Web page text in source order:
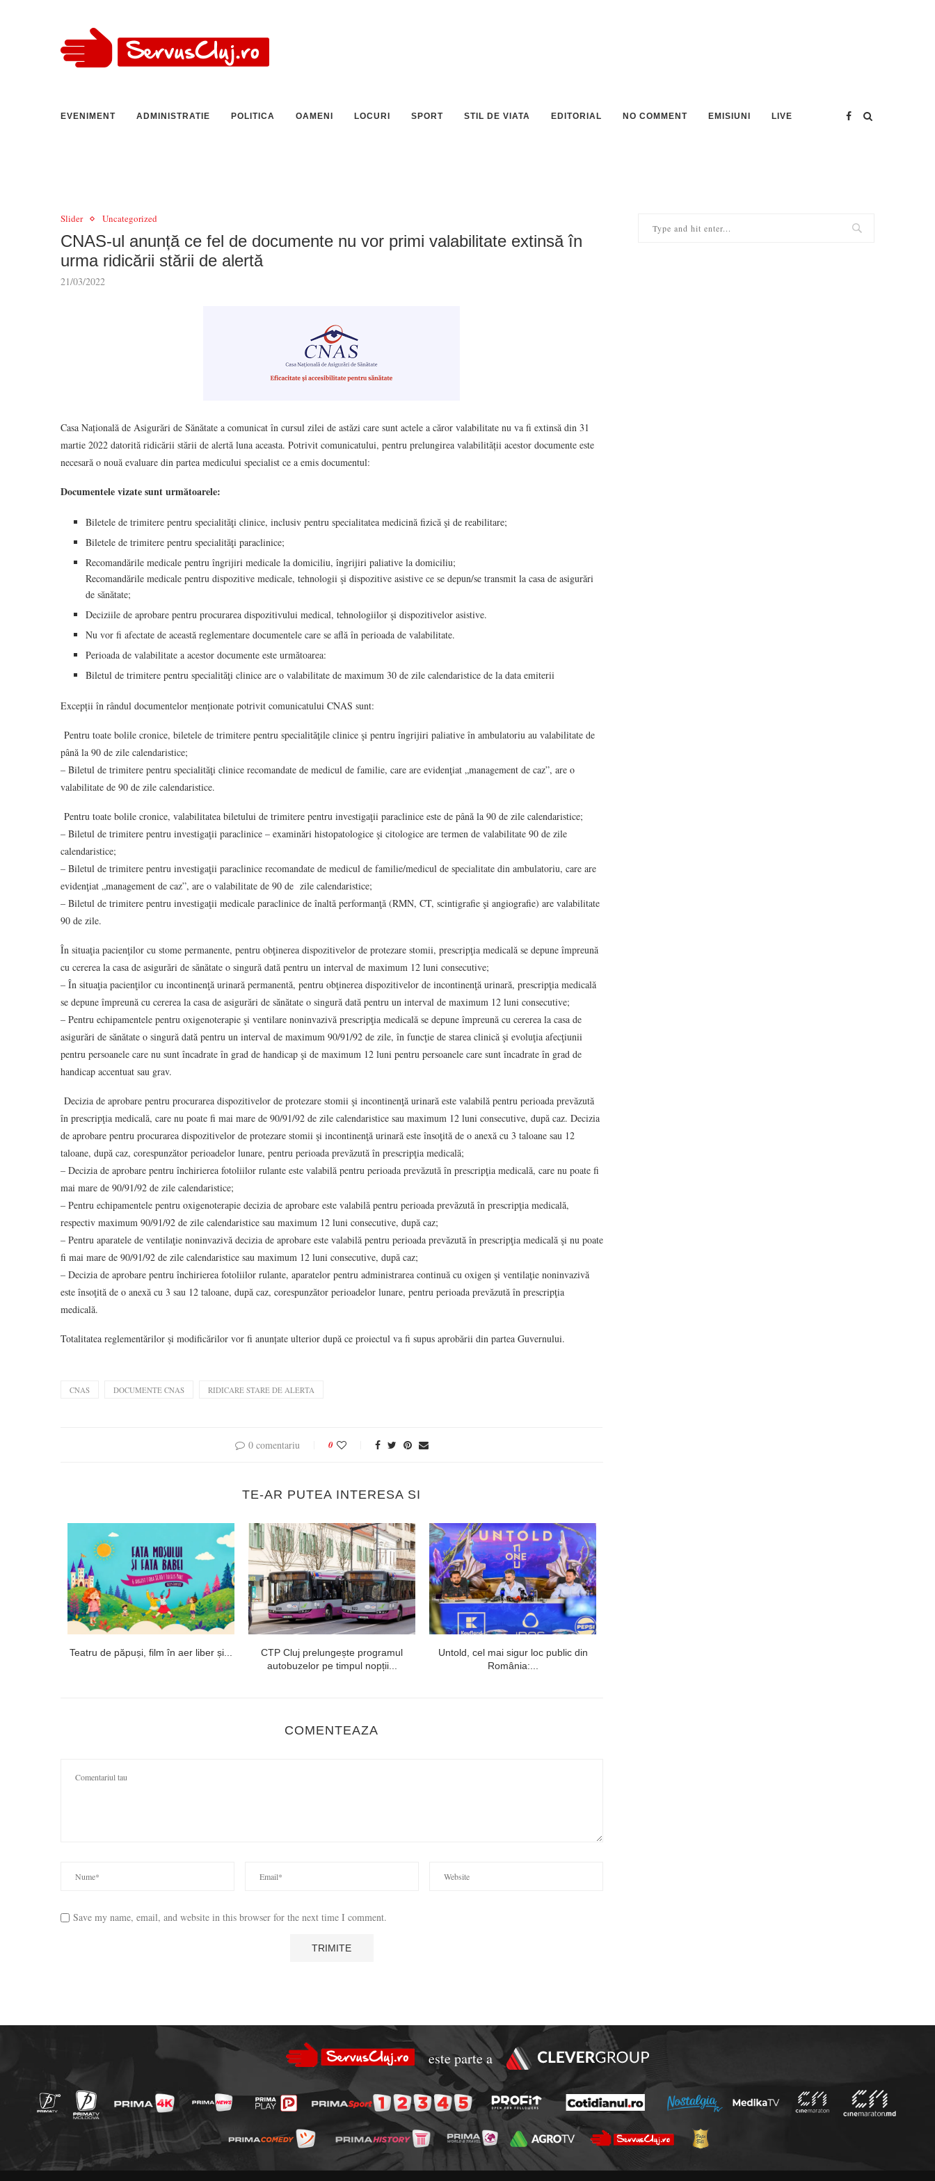
EVENIMENT ADMINISTRATIE POLITICA OAMENI LOCURI SPORT STIL DE VIATA EDITORIAL NO COMMENT EMISIUNI LIVE
Slider Uncategorized
CNAS-ul anunță ce fel de documente nu vor primi valabilitate extinsă în
urma ridicării stării de alertă
21/03/2022
Casa Națională de Asigurări de Sănătate a comunicat în cursul zilei de astăzi care sunt actele a căror valabilitate nu va fi extinsă din 31
martie 2022 datorită ridicării stării de alertă luna aceasta. Potrivit comunicatului, pentru prelungirea valabilității acestor documente este
necesară o nouă evaluare din partea medicului specialist ce a emis documentul:
Documentele vizate sunt următoarele:
Biletele de trimitere pentru specialităţi clinice, inclusiv pentru specialitatea medicină fizică şi de reabilitare;
Biletele de trimitere pentru specialităţi paraclinice;
Recomandările medicale pentru îngrijiri medicale la domiciliu, îngrijiri paliative la domiciliu;
Recomandările medicale pentru dispozitive medicale, tehnologii şi dispozitive asistive ce se depun/se transmit la casa de asigurări
de sănătate;
Deciziile de aprobare pentru procurarea dispozitivului medical, tehnologiilor şi dispozitivelor asistive.
Nu vor fi afectate de această reglementare documentele care se află în perioada de valabilitate.
Perioada de valabilitate a acestor documente este următoarea:
Biletul de trimitere pentru specialităţi clinice are o valabilitate de maximum 30 de zile calendaristice de la data emiterii
Excepții în rândul documentelor menționate potrivit comunicatului CNAS sunt:
Pentru toate bolile cronice, biletele de trimitere pentru specialităţile clinice şi pentru îngrijiri paliative în ambulatoriu au valabilitate de
până la 90 de zile calendaristice;
– Biletul de trimitere pentru specialităţi clinice recomandate de medicul de familie, care are evidenţiat „management de caz”, are o
valabilitate de 90 de zile calendaristice.
Pentru toate bolile cronice, valabilitatea biletului de trimitere pentru investigaţii paraclinice este de până la 90 de zile calendaristice;
– Biletul de trimitere pentru investigaţii paraclinice – examinări histopatologice şi citologice are termen de valabilitate 90 de zile
calendaristice;
– Biletul de trimitere pentru investigaţii paraclinice recomandate de medicul de familie/medicul de specialitate din ambulatoriu, care are
evidenţiat „management de caz”, are o valabilitate de 90 de zile calendaristice;
– Biletul de trimitere pentru investigaţii medicale paraclinice de înaltă performanţă (RMN, CT, scintigrafie şi angiografie) are valabilitate
90 de zile.
În situaţia pacienţilor cu stome permanente, pentru obţinerea dispozitivelor de protezare stomii, prescripţia medicală se depune împreună
cu cererea la casa de asigurări de sănătate o singură dată pentru un interval de maximum 12 luni consecutive;
– În situaţia pacienţilor cu incontinenţă urinară permanentă, pentru obţinerea dispozitivelor de incontinenţă urinară, prescripţia medicală
se depune împreună cu cererea la casa de asigurări de sănătate o singură dată pentru un interval de maximum 12 luni consecutive;
– Pentru echipamentele pentru oxigenoterapie şi ventilare noninvazivă prescripţia medicală se depune împreună cu cererea la casa de
asigurări de sănătate o singură dată pentru un interval de maximum 90/91/92 de zile, în funcţie de starea clinică şi evoluţia afecţiunii
pentru persoanele care nu sunt încadrate în grad de handicap şi de maximum 12 luni pentru persoanele care sunt încadrate în grad de
handicap accentuat sau grav.
Decizia de aprobare pentru procurarea dispozitivelor de protezare stomii şi incontinenţă urinară este valabilă pentru perioada prevăzută
în prescripţia medicală, care nu poate fi mai mare de 90/91/92 de zile calendaristice sau maximum 12 luni consecutive, după caz. Decizia
de aprobare pentru procurarea dispozitivelor de protezare stomii şi incontinenţă urinară este însoţită de o anexă cu 3 taloane sau 12
taloane, după caz, corespunzător perioadelor lunare, pentru perioada prevăzută în prescripţia medicală;
– Decizia de aprobare pentru închirierea fotoliilor rulante este valabilă pentru perioada prevăzută în prescripţia medicală, care nu poate fi
mai mare de 90/91/92 de zile calendaristice;
– Pentru echipamentele pentru oxigenoterapie decizia de aprobare este valabilă pentru perioada prevăzută în prescripţia medicală,
respectiv maximum 90/91/92 de zile calendaristice sau maximum 12 luni consecutive, după caz;
– Pentru aparatele de ventilaţie noninvazivă decizia de aprobare este valabilă pentru perioada prevăzută în prescripţia medicală şi nu poate
fi mai mare de 90/91/92 de zile calendaristice sau maximum 12 luni consecutive, după caz;
– Decizia de aprobare pentru închirierea fotoliilor rulante, aparatelor pentru administrarea continuă cu oxigen şi ventilaţie noninvazivă
este însoţită de o anexă cu 3 sau 12 taloane, după caz, corespunzător perioadelor lunare, pentru perioada prevăzută în prescripţia
medicală.
Totalitatea reglementărilor și modificărilor vor fi anunțate ulterior după ce proiectul va fi supus aprobării din partea Guvernului.
CNAS DOCUMENTE CNAS RIDICARE STARE DE ALERTA
0 comentariu 0
TE-AR PUTEA INTERESA SI
Teatru de păpuși, film în aer liber și...
CTP Cluj prelungește programul
autobuzelor pe timpul nopții...
Untold, cel mai sigur loc public din
România:...
COMENTEAZA
Save my name, email, and website in this browser for the next time I comment.
este parte a